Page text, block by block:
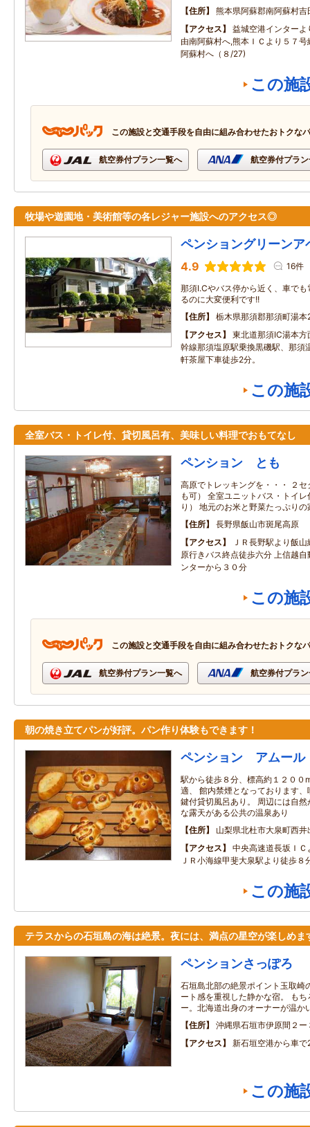
住所
熊本県阿蘇郡南阿蘇村
アクセス
益城空港インター
由南阿蘇村へ,熊本ＩＣより５７
阿蘇村へ（８/27)
この施
この施設と交通手段を自由に組み合わせたおトクな
航空券付プラン一覧へ 航空券付プラ
牧場や遊園地・美術館等の各レジャー施設へのアクセス◎
ペンショングリーンア
4.9 16件
那須I.Cやバス停から近く、車で
るのに大変便利です!!
住所
栃木県那須郡那須町湯
アクセス
東北道那須IC湯本
幹線那須塩原駅乗換黒磯駅、那須
軒茶屋下車徒歩2分。
この施
全室バス・トイレ付、貸切風呂有、美味しい料理でおもてなし
ペンション とも
高原でトレッキングを・・・ ２
も可） 全室ユニットバス・トイ
り） 地元のお米と野菜たっぷりの
住所
長野県飯山市斑尾高原
アクセス
ＪＲ長野駅より飯
原行きバス終点徒歩六分 上信越
ンターから３０分
この施
この施設と交通手段を自由に組み合わせたおトクな
航空券付プラン一覧へ 航空券付プラ
朝の焼き立てパンが好評。パン作り体験もできます！
ペンション アムール
駅から徒歩８分、標高約１２００
適、 館内禁煙となっております
鍵付貸切風呂あり。 周辺には自
な露天がある公共の温泉あり
住所
山梨県北杜市大泉町西
アクセス
中央高速道長坂Ｉ
ＪＲ小海線甲斐大泉駅より徒歩８
この施
テラスからの石垣島の海は絶景。夜には、満点の星空が楽しめ
ペンションさっぽろ
石垣島北部の絶景ポイント玉取崎
ート感を重視した静かな宿。 も
ー。北海道出身のオーナーが温か
住所
沖縄県石垣市伊原間２ー
アクセス
新石垣空港から車で
この施